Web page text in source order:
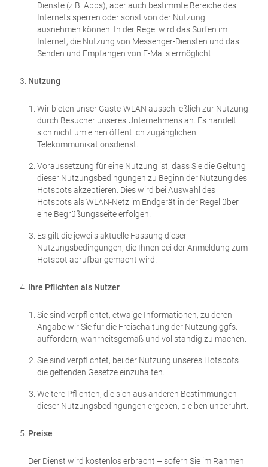
Dienste (z.B. Apps), aber auch bestimmte Bereiche des
Internets sperren oder sonst von der Nutzung
ausnehmen können. In der Regel wird das Surfen im
Internet, die Nutzung von Messenger-Diensten und das
Senden und Empfangen von E-Mails ermöglicht.
Nutzung
Wir bieten unser Gäste-WLAN ausschließlich zur Nutzung
durch Besucher unseres Unternehmens an. Es handelt
sich nicht um einen öffentlich zugänglichen
Telekommunikationsdienst.
Voraussetzung für eine Nutzung ist, dass Sie die Geltung
dieser Nutzungsbedingungen zu Beginn der Nutzung des
Hotspots akzeptieren. Dies wird bei Auswahl des
Hotspots als WLAN-Netz im Endgerät in der Regel über
eine Begrüßungsseite erfolgen.
Es gilt die jeweils aktuelle Fassung dieser
Nutzungsbedingungen, die Ihnen bei der Anmeldung zum
Hotspot abrufbar gemacht wird.
Ihre Pflichten als Nutzer
Sie sind verpflichtet, etwaige Informationen, zu deren
Angabe wir Sie für die Freischaltung der Nutzung ggfs.
auffordern, wahrheitsgemäß und vollständig zu machen.
Sie sind verpflichtet, bei der Nutzung unseres Hotspots
die geltenden Gesetze einzuhalten.
Weitere Pflichten, die sich aus anderen Bestimmungen
dieser Nutzungsbedingungen ergeben, bleiben unberührt.
Preise
Der Dienst wird kostenlos erbracht – sofern Sie im Rahmen